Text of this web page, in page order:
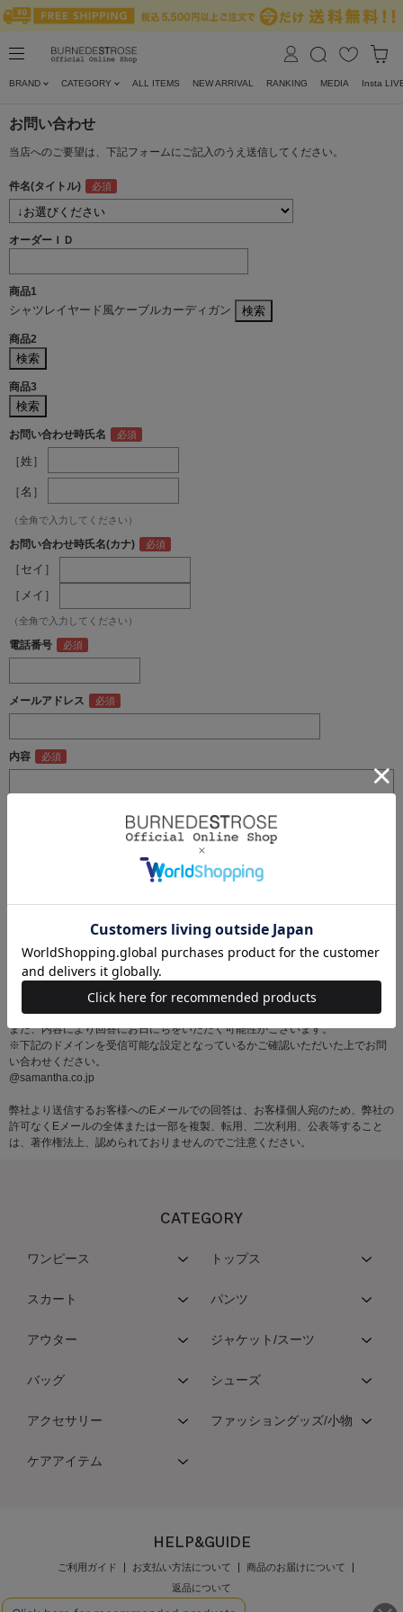
BRAND CATEGORY ALL ITEMS NEW ARRIVAL RANKING MEDIA Insta
お問い合わせ
当店へのご要望は、下記フォームにご記入のうえ送信してください。
件名(タイトル)
オーダーＩＤ
商品1
シャツレイヤード風ケーブルカーディガン
商品2
商品3
お問い合わせ時氏名
［姓］
［名］
（全角で入力してください）
お問い合わせ時氏名(カナ)
［セイ］
［メイ］
（全角で入力してください）
電話番号
メールアドレス
内容
※お問い合わせはサマンサタバサグループカスタマーセンター営業時間内に順
次対応いたします。
土・日・祝日にいただいたメールにつきましては、翌営業日以降にご返信いた
しますので あらかじめご了承ください。
また、内容により回答にお日にちをいただく可能性がございます。
※下記のドメインを受信可能な設定となっているかご確認いただいた上でお問
い合わせください。
@samantha.co.jp
弊社より送信するお客様へのEメールでの回答は、お客様個人宛のため、弊社の
許可なくEメールの全体または一部を複製、転用、二次利用、公表等すること
は、著作権法上、認められておりませんのでご注意ください。
CATEGORY
ワンピース トップス
スカート パンツ
アウター ジャケット/スーツ
バッグ シューズ
アクセサリー ファッショングッズ/小物
ケアアイテム
HELP&GUIDE
ご利用ガイド お支払い方法について
商品のお届けについて
返品について